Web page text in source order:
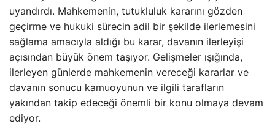
uyandırdı. Mahkemenin, tutukluluk kararını gözden
geçirme ve hukuki sürecin adil bir şekilde ilerlemesini
sağlama amacıyla aldığı bu karar, davanın ilerleyişi
açısından büyük önem taşıyor. Gelişmeler ışığında,
ilerleyen günlerde mahkemenin vereceği kararlar ve
davanın sonucu kamuoyunun ve ilgili tarafların
yakından takip edeceği önemli bir konu olmaya devam
ediyor.